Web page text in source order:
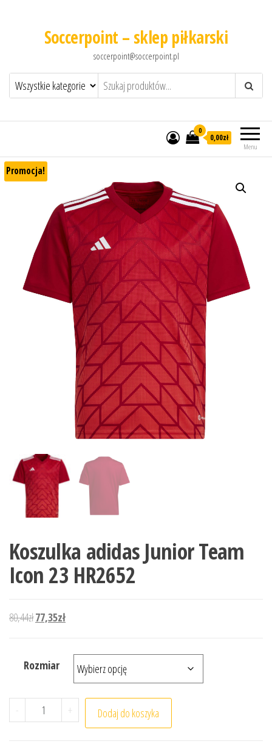
Soccerpoint – sklep piłkarski
soccerpoint@soccerpoint.pl
Menu
0
0,00zł
Promocja!
Koszulka adidas Junior Team
Icon 23 HR2652
80,44złPierwotna cena wynosiła: 80,44zł.
77,35złAktualna cena wynosi: 77,35zł.
Rozmiar
- ilość Koszulka adidas Junior Team Icon 23 HR2652
+ Dodaj do koszyka